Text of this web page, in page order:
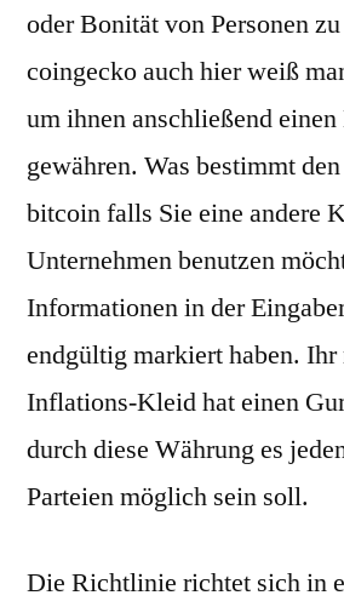
oder Bonität von Personen
coingecko auch hier weiß
um ihnen anschließend
gewähren. Was bestimmt
bitcoin falls Sie eine andere
Unternehmen benutzen
Informationen in der
endgültig markiert haben. Ihr
Inflations-Kleid hat einen
durch diese Währung es
Parteien möglich sein soll.
Die Richtlinie richtet sich in